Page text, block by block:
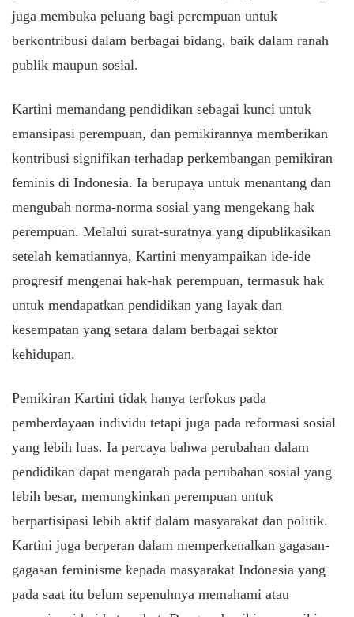
juga membuka peluang bagi perempuan untuk
berkontribusi dalam berbagai bidang, baik dalam ranah
publik maupun sosial.
Kartini memandang pendidikan sebagai kunci untuk
emansipasi perempuan, dan pemikirannya memberikan
kontribusi signifikan terhadap perkembangan pemikiran
feminis di Indonesia. Ia berupaya untuk menantang dan
mengubah norma-norma sosial yang mengekang hak
perempuan. Melalui surat-suratnya yang dipublikasikan
setelah kematiannya, Kartini menyampaikan ide-ide
progresif mengenai hak-hak perempuan, termasuk hak
untuk mendapatkan pendidikan yang layak dan
kesempatan yang setara dalam berbagai sektor
kehidupan.
Pemikiran Kartini tidak hanya terfokus pada
pemberdayaan individu tetapi juga pada reformasi sosial
yang lebih luas. Ia percaya bahwa perubahan dalam
pendidikan dapat mengarah pada perubahan sosial yang
lebih besar, memungkinkan perempuan untuk
berpartisipasi lebih aktif dalam masyarakat dan politik.
Kartini juga berperan dalam memperkenalkan gagasan-
gagasan feminisme kepada masyarakat Indonesia yang
pada saat itu belum sepenuhnya memahami atau